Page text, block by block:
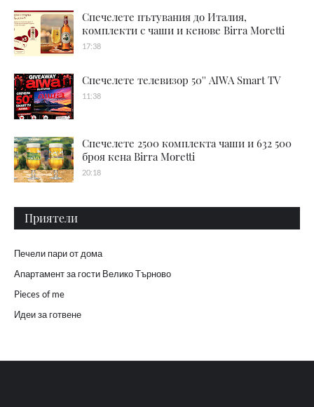
Спечелете пътувания до Италия,
комплекти с чаши и кенове Birra Moretti
17:38
Спечелете телевизор 50'' AIWA Smart TV
11:38
Спечелете 2500 комплекта чаши и 632 500
броя кена Birra Moretti
20:18
Приятели
Печели пари от дома
Апартамент за гости Велико Търново
Pieces of me
Идеи за готвене